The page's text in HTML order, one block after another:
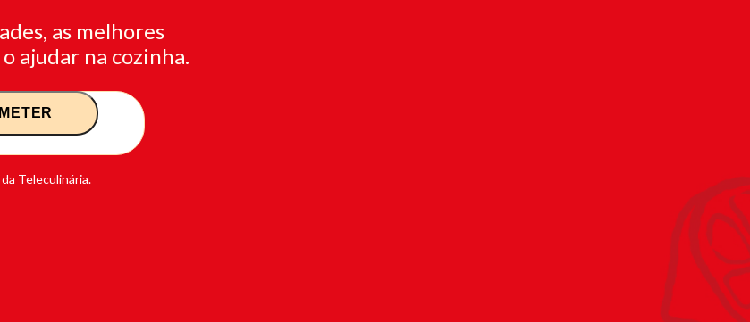
as melhores
ajudar na cozinha.
Teleculinária.